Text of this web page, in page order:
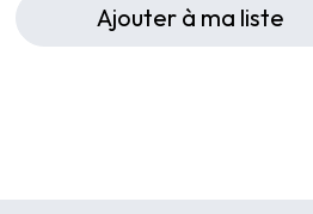
Ajouter à ma liste